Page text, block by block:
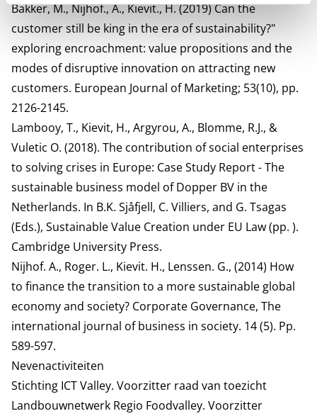
Bakker, M., Nijhof., A., Kievit., H. (2019) Can the
customer still be king in the era of sustainability?"
exploring encroachment: value propositions and the
modes of disruptive innovation on attracting new
customers. European Journal of Marketing; 53(10), pp.
2126-2145.
Lambooy, T., Kievit, H., Argyrou, A., Blomme, R.J., &
Vuletic O. (2018). The contribution of social enterprises
to solving crises in Europe: Case Study Report - The
sustainable business model of Dopper BV in the
Netherlands. In B.K. Sjåfjell, C. Villiers, and G. Tsagas
(Eds.), Sustainable Value Creation under EU Law (pp. ).
Cambridge University Press.
Nijhof. A., Roger. L., Kievit. H., Lenssen. G., (2014) How
to finance the transition to a more sustainable global
economy and society? Corporate Governance, The
international journal of business in society. 14 (5). Pp.
589-597.
Nevenactiviteiten
Stichting ICT Valley. Voorzitter raad van toezicht
Landbouwnetwerk Regio Foodvalley. Voorzitter